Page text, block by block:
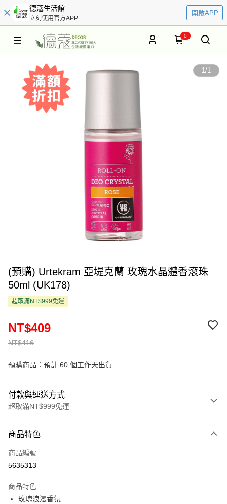
德蔻生活館
立刻使用官方APP
開啟APP
0
1/1
(預購) Urtekram 亞堤克蘭 玫瑰水晶體香滾珠
50ml (UK178)
超取滿NT$999免運
NT$416
NT$409
預購商品：預計 60 個工作天出貨
付款與運送方式
超取滿NT$999免運
信用卡一次付款
超商取貨付款
Apple Pay
商品特色
商品編號
5635313
商品特色
玫瑰浪漫香氛